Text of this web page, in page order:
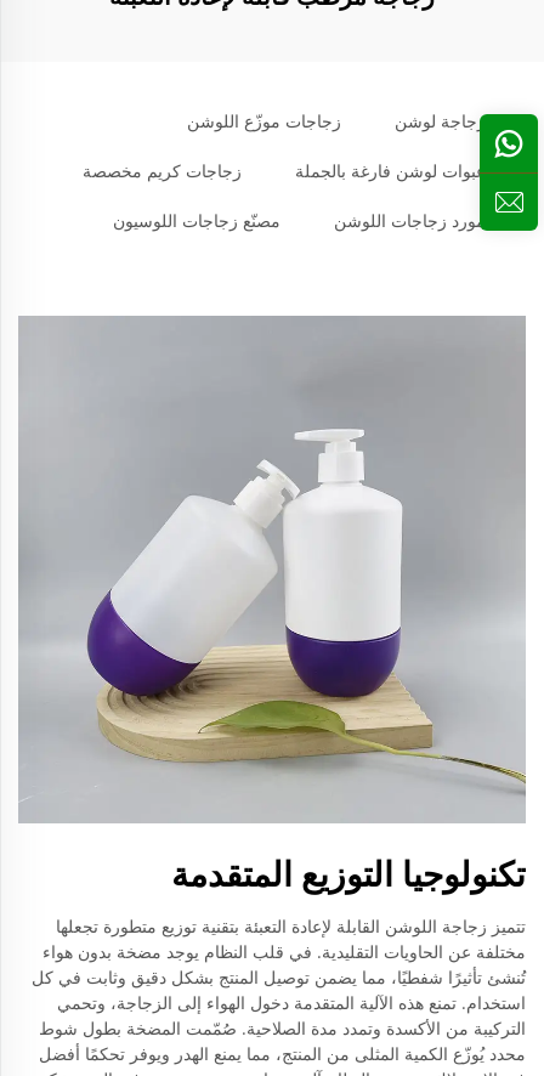
زجاجة لوشن زجاجات موزّع اللوشن
عبوات لوشن فارغة بالجملة زجاجات كريم مخصصة
مورد زجاجات اللوشن مصنّع زجاجات اللوسيون
تكنولوجيا التوزيع المتقدمة
تتميز زجاجة اللوشن القابلة لإعادة التعبئة بتقنية توزيع متطورة تجعلها
مختلفة عن الحاويات التقليدية. في قلب النظام يوجد مضخة بدون هواء
تُنشئ تأثيرًا شفطيًا، مما يضمن توصيل المنتج بشكل دقيق وثابت في كل
استخدام. تمنع هذه الآلية المتقدمة دخول الهواء إلى الزجاجة، وتحمي
التركيبة من الأكسدة وتمدد مدة الصلاحية. صُمّمت المضخة بطول شوط
محدد يُوزّع الكمية المثلى من المنتج، مما يمنع الهدر ويوفر تحكمًا أفضل